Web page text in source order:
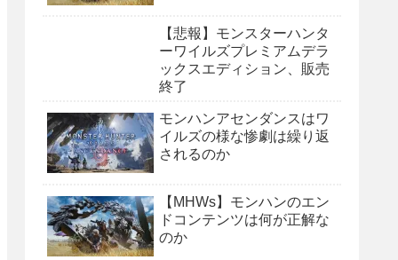
【悲報】モンスターハンタ
ーワイルズプレミアムデラ
ックスエディション、販売
終了
モンハンアセンダンスはワ
イルズの様な惨劇は繰り返
されるのか
【MHWs】モンハンのエン
ドコンテンツは何が正解な
のか